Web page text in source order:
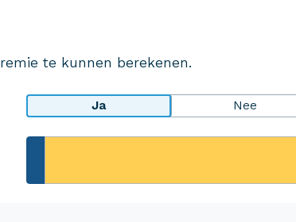
te kunnen berekenen.
Ja Nee
zeggen